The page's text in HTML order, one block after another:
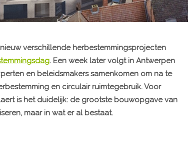
verschillende herbestemmingsprojecten
. Een week later volgt in Antwerpen
en beleidsmakers samenkomen om na te
en circulair ruimtegebruik. Voor
is het duidelijk: de grootste bouwopgave van
maar in wat er al bestaat.